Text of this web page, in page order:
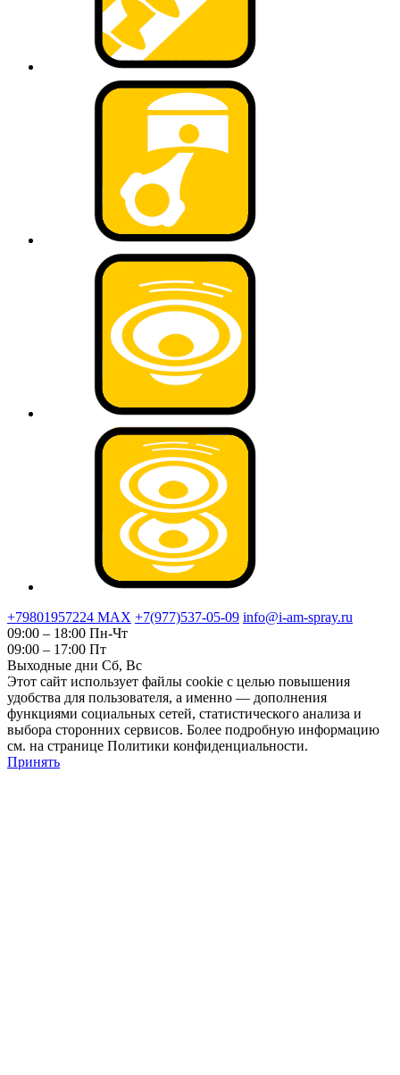
+79801957224 МАХ +7(977)537-05-09 info@i-am-spray.ru
09:00 – 18:00 Пн-Чт
09:00 – 17:00 Пт
Выходные дни Сб, Вс
Этот сайт использует файлы cookie с целью повышения
удобства для пользователя, а именно — дополнения
функциями социальных сетей, статистического анализа и
выбора сторонних сервисов. Более подробную информацию
см. на странице Политики конфиденциальности.
Принять